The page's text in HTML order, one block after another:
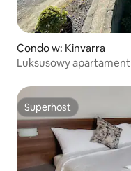
Condo w: Kinvarra
Luksusowy
Superhost
Superhost